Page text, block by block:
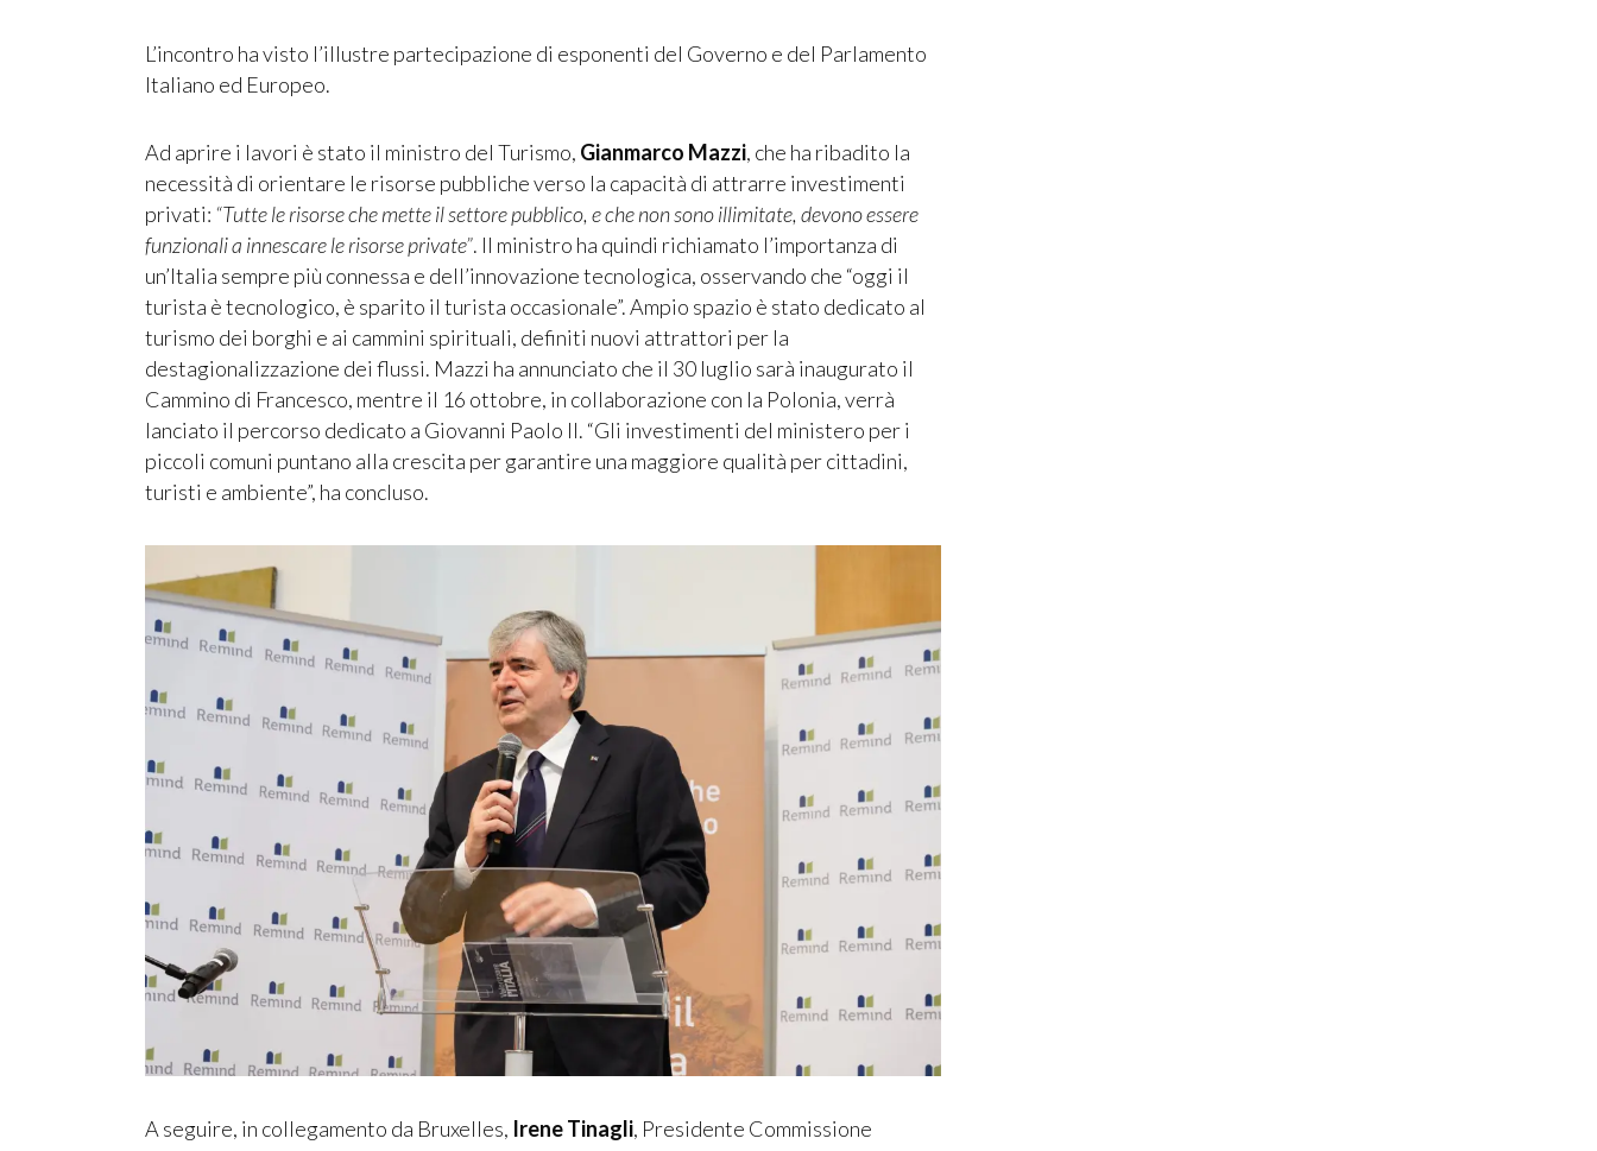
L’incontro ha visto l’illustre partecipazione di esponenti del Governo e del Parlamento
Italiano ed Europeo.
Ad aprire i lavori è stato il ministro del Turismo, Gianmarco Mazzi, che ha ribadito la
necessità di orientare le risorse pubbliche verso la capacità di attrarre investimenti
privati: “Tutte le risorse che mette il settore pubblico, e che non sono illimitate, devono essere
funzionali a innescare le risorse private”. Il ministro ha quindi richiamato l’importanza di
un’Italia sempre più connessa e dell’innovazione tecnologica, osservando che “oggi il
turista è tecnologico, è sparito il turista occasionale”. Ampio spazio è stato dedicato al
turismo dei borghi e ai cammini spirituali, definiti nuovi attrattori per la
destagionalizzazione dei flussi. Mazzi ha annunciato che il 30 luglio sarà inaugurato il
Cammino di Francesco, mentre il 16 ottobre, in collaborazione con la Polonia, verrà
lanciato il percorso dedicato a Giovanni Paolo II. “Gli investimenti del ministero per i
piccoli comuni puntano alla crescita per garantire una maggiore qualità per cittadini,
turisti e ambiente”, ha concluso.
A seguire, in collegamento da Bruxelles, Irene Tinagli, Presidente Commissione